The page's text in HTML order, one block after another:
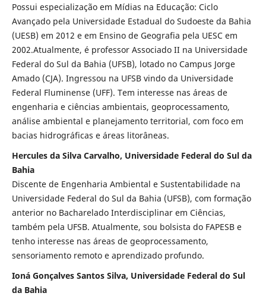
Possui especialização em Mídias na Educação: Ciclo
Avançado pela Universidade Estadual do Sudoeste da Bahia
(UESB) em 2012 e em Ensino de Geografia pela UESC em
2002.Atualmente, é professor Associado II na Universidade
Federal do Sul da Bahia (UFSB), lotado no Campus Jorge
Amado (CJA). Ingressou na UFSB vindo da Universidade
Federal Fluminense (UFF). Tem interesse nas áreas de
engenharia e ciências ambientais, geoprocessamento,
análise ambiental e planejamento territorial, com foco em
bacias hidrográficas e áreas litorâneas.
Hercules da Silva Carvalho, Universidade Federal do Sul da
Bahia
Discente de Engenharia Ambiental e Sustentabilidade na
Universidade Federal do Sul da Bahia (UFSB), com formação
anterior no Bacharelado Interdisciplinar em Ciências,
também pela UFSB. Atualmente, sou bolsista do FAPESB e
tenho interesse nas áreas de geoprocessamento,
sensoriamento remoto e aprendizado profundo.
Ioná Gonçalves Santos Silva, Universidade Federal do Sul
da Bahia